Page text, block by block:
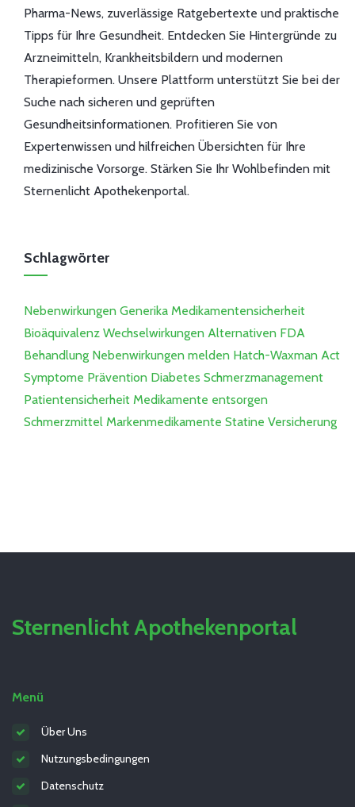
Pharma-News, zuverlässige Ratgebertexte und praktische
Tipps für Ihre Gesundheit. Entdecken Sie Hintergründe zu
Arzneimitteln, Krankheitsbildern und modernen
Therapieformen. Unsere Plattform unterstützt Sie bei der
Suche nach sicheren und geprüften
Gesundheitsinformationen. Profitieren Sie von
Expertenwissen und hilfreichen Übersichten für Ihre
medizinische Vorsorge. Stärken Sie Ihr Wohlbefinden mit
Sternenlicht Apothekenportal.
Schlagwörter
Nebenwirkungen Generika Medikamentensicherheit
Bioäquivalenz Wechselwirkungen Alternativen FDA
Behandlung Nebenwirkungen melden Hatch-Waxman Act
Symptome Prävention Diabetes Schmerzmanagement
Patientensicherheit Medikamente entsorgen
Schmerzmittel Markenmedikamente Statine Versicherung
Sternenlicht Apothekenportal
Menü
Über Uns
Nutzungsbedingungen
Datenschutz